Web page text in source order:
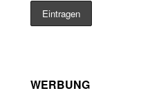
WERBUNG